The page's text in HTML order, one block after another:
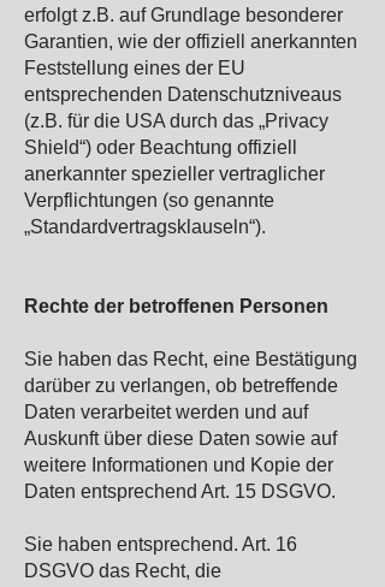
erfolgt z.B. auf Grundlage besonderer
Garantien, wie der offiziell anerkannten
Feststellung eines der EU
entsprechenden Datenschutzniveaus
(z.B. für die USA durch das „Privacy
Shield“) oder Beachtung offiziell
anerkannter spezieller vertraglicher
Verpflichtungen (so genannte
„Standardvertragsklauseln“).
Rechte der betroffenen Personen
Sie haben das Recht, eine Bestätigung
darüber zu verlangen, ob betreffende
Daten verarbeitet werden und auf
Auskunft über diese Daten sowie auf
weitere Informationen und Kopie der
Daten entsprechend Art. 15 DSGVO.
Sie haben entsprechend. Art. 16
DSGVO das Recht, die